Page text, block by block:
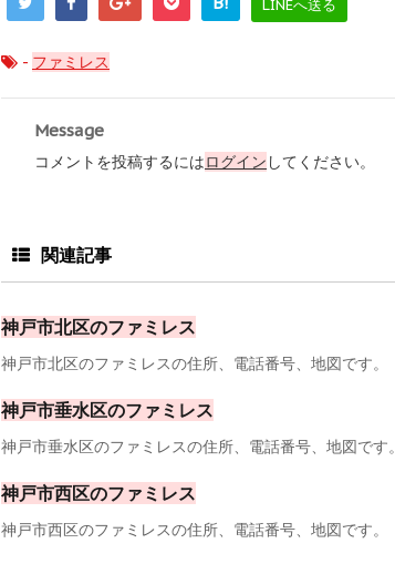
LINEへ送る
- ファミレス
Message
コメントを投稿するにはログイン してください。
関連記事
神戸市北区のファミレス
神戸市北区のファミレスの住所、電話番号、地図です。
神戸市垂水区のファミレス
神戸市垂水区のファミレスの住所、電話番号、地図です。
神戸市西区のファミレス
神戸市西区のファミレスの住所、電話番号、地図です。